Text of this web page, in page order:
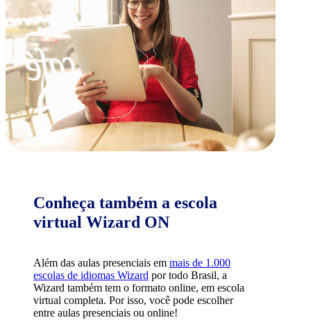
Conheça também a escola
virtual Wizard ON
Além das aulas presenciais em mais de 1.000
escolas de idiomas Wizard por todo Brasil, a
Wizard também tem o formato online, em escola
virtual completa. Por isso, você pode escolher
entre aulas presenciais ou online!